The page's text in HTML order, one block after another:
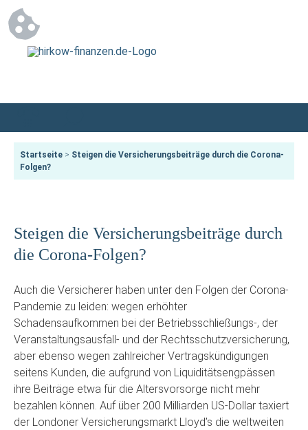
Startseite > Steigen die Versicherungsbeiträge durch die Corona-
Folgen?
Steigen die Versicherungsbeiträge durch
die Corona-Folgen?
Auch die Versicherer haben unter den Folgen der Corona-
Pandemie zu leiden: wegen erhöhter
Schadensaufkommen bei der Betriebsschließungs-, der
Veranstaltungsausfall- und der Rechtsschutzversicherung,
aber ebenso wegen zahlreicher Vertragskündigungen
seitens Kunden, die aufgrund von Liquiditätsengpässen
ihre Beiträge etwa für die Altersvorsorge nicht mehr
bezahlen können. Auf über 200 Milliarden US-Dollar taxiert
der Londoner Versicherungsmarkt Lloyd’s die weltweiten